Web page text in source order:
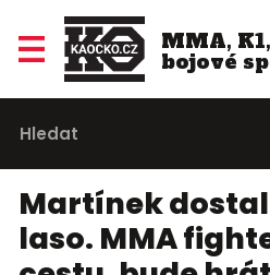
MMA,
bojové
Martínek
laso. MMA